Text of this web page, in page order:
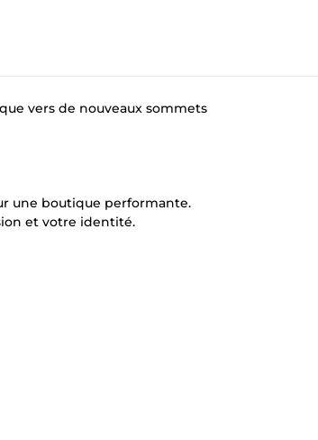
vers de nouveaux sommets
une boutique performante.
et votre identité.